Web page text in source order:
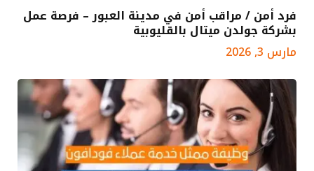
فرد أمن / مراقب أمن في مدينة العبور – فرصة عمل
بشركة جولدن ميتال بالقليوبية
مارس 3, 2026